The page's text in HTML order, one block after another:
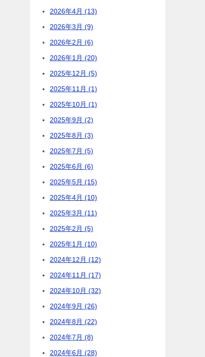
2026年4月 (13)
2026年3月 (9)
2026年2月 (6)
2026年1月 (20)
2025年12月 (5)
2025年11月 (1)
2025年10月 (1)
2025年9月 (2)
2025年8月 (3)
2025年7月 (5)
2025年6月 (6)
2025年5月 (15)
2025年4月 (10)
2025年3月 (11)
2025年2月 (5)
2025年1月 (10)
2024年12月 (12)
2024年11月 (17)
2024年10月 (32)
2024年9月 (26)
2024年8月 (22)
2024年7月 (8)
2024年6月 (28)